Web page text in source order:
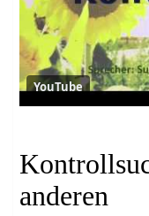
YouTube
anderen